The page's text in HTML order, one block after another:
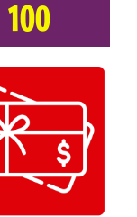
100